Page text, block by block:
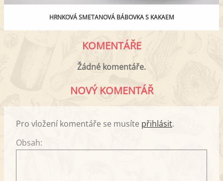
HRNKOVÁ SMETANOVÁ BÁBOVKA S KAKAEM
KOMENTÁŘE
Žádné komentáře.
NOVÝ KOMENTÁŘ
Pro vložení komentáře se musíte přihlásit.
Obsah: